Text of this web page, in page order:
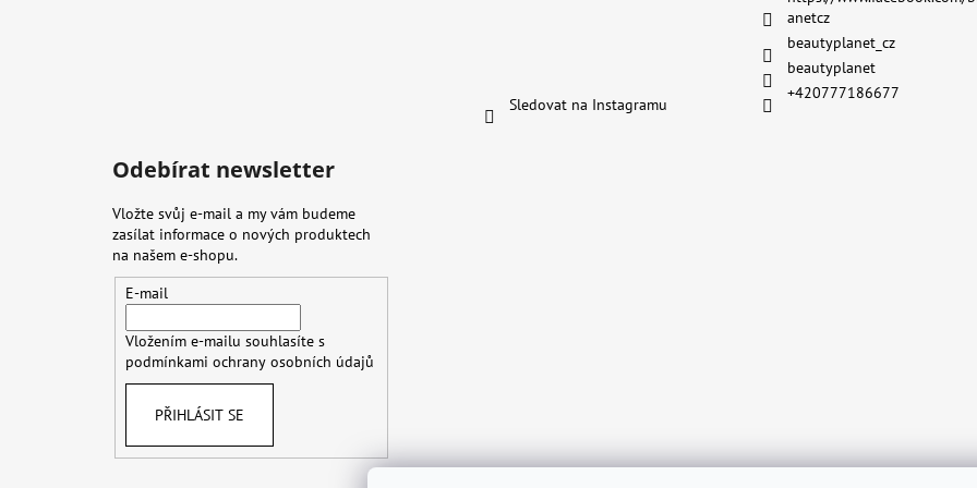
Sledovat na Instagramu
anetcz
beautyplanet_cz
beautyplanet
+420777186677
Odebírat newsletter
Vložte svůj e-mail a my vám budeme
zasílat informace o nových produktech
na našem e-shopu.
E-mail
Vložením e-mailu souhlasíte s
podmínkami ochrany osobních údajů
PŘIHLÁSIT SE